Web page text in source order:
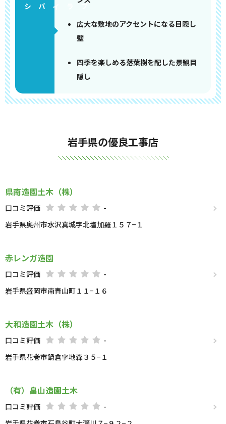
広大な敷地のアクセントになる目隠し
壁
四季を楽しめる落葉樹を配した景観目
隠し
岩手県の優良工事店
県南造園土木（株）
口コミ評価
-
岩手県奥州市水沢真城字北塩加羅１５７−１
赤レンガ造園
口コミ評価
-
岩手県盛岡市南青山町１１−１６
大和造園土木（株）
口コミ評価
-
岩手県花巻市鍋倉字地森３５−１
（有）畠山造園土木
口コミ評価
-